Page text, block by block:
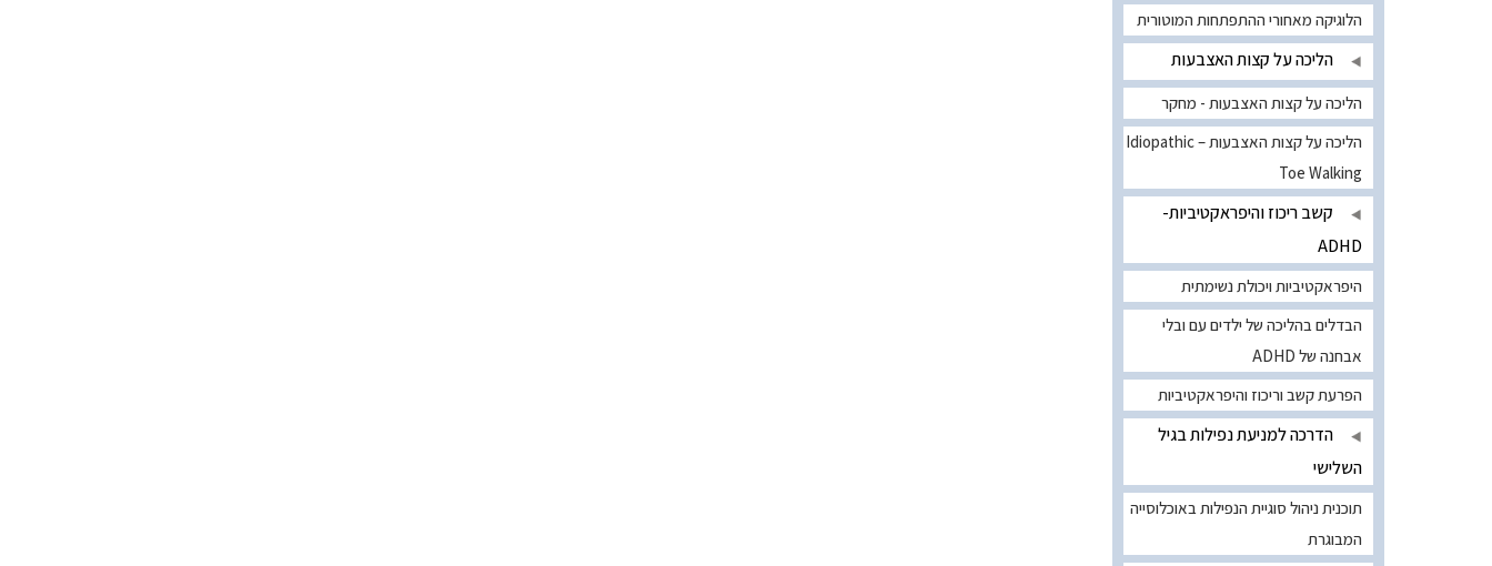
הלוגיקה מאחורי ההתפתחות המוטורית
הליכה על קצות האצבעות
הליכה על קצות האצבעות - מחקר
הליכה על קצות האצבעות – Idiopathic
Toe Walking
קשב ריכוז והיפראקטיביות-
ADHD
היפראקטיביות ויכולת נשימתית
הבדלים בהליכה של ילדים עם ובלי
אבחנה של ADHD
הפרעת קשב וריכוז והיפראקטיביות
הדרכה למניעת נפילות בגיל
השלישי
תוכנית ניהול סוגיית הנפילות באוכלוסייה
המבוגרת